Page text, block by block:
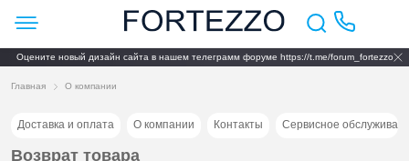
Оцените новый дизайн сайта в нашем телеграмм форуме https://t.me/forum_fortezzo
Главная О компании
Доставка и оплата О компании Контакты Сервисное
Возврат товара